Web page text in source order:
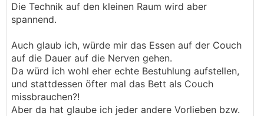
Die Technik auf den kleinen Raum wird aber
spannend.
Auch glaub ich, würde mir das Essen auf der Couch
auf die Dauer auf die Nerven gehen.
Da würd ich wohl eher echte Bestuhlung aufstellen,
und stattdessen öfter mal das Bett als Couch
missbrauchen?!
Aber da hat glaube ich jeder andere Vorlieben bzw.